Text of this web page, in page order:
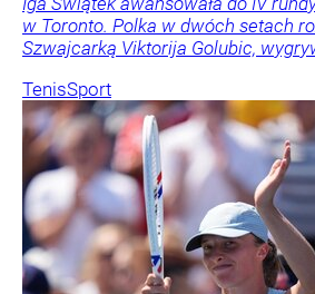
w Toronto. Polka w dwóch setach
Szwajcarką Viktorija Golubic,
TenisSport